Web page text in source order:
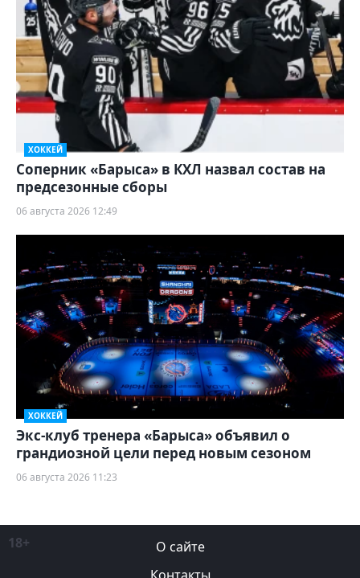
ХОККЕЙ
Соперник «Барыса» в КХЛ назвал состав на
предсезонные сборы
06 августа 2026 12:49
ХОККЕЙ
Экс-клуб тренера «Барыса» объявил о
грандиозной цели перед новым сезоном
06 августа 2026 11:23
18+
О сайте